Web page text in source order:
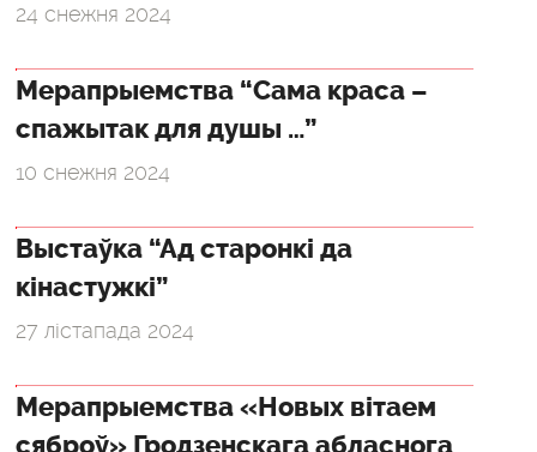
24 снежня 2024
Мерапрыемства “Сама краса –
спажытак для душы …”
10 снежня 2024
Выстаўка “Ад старонкі да
кінастужкі”
27 лістапада 2024
Мерапрыемства «Новых вітаем